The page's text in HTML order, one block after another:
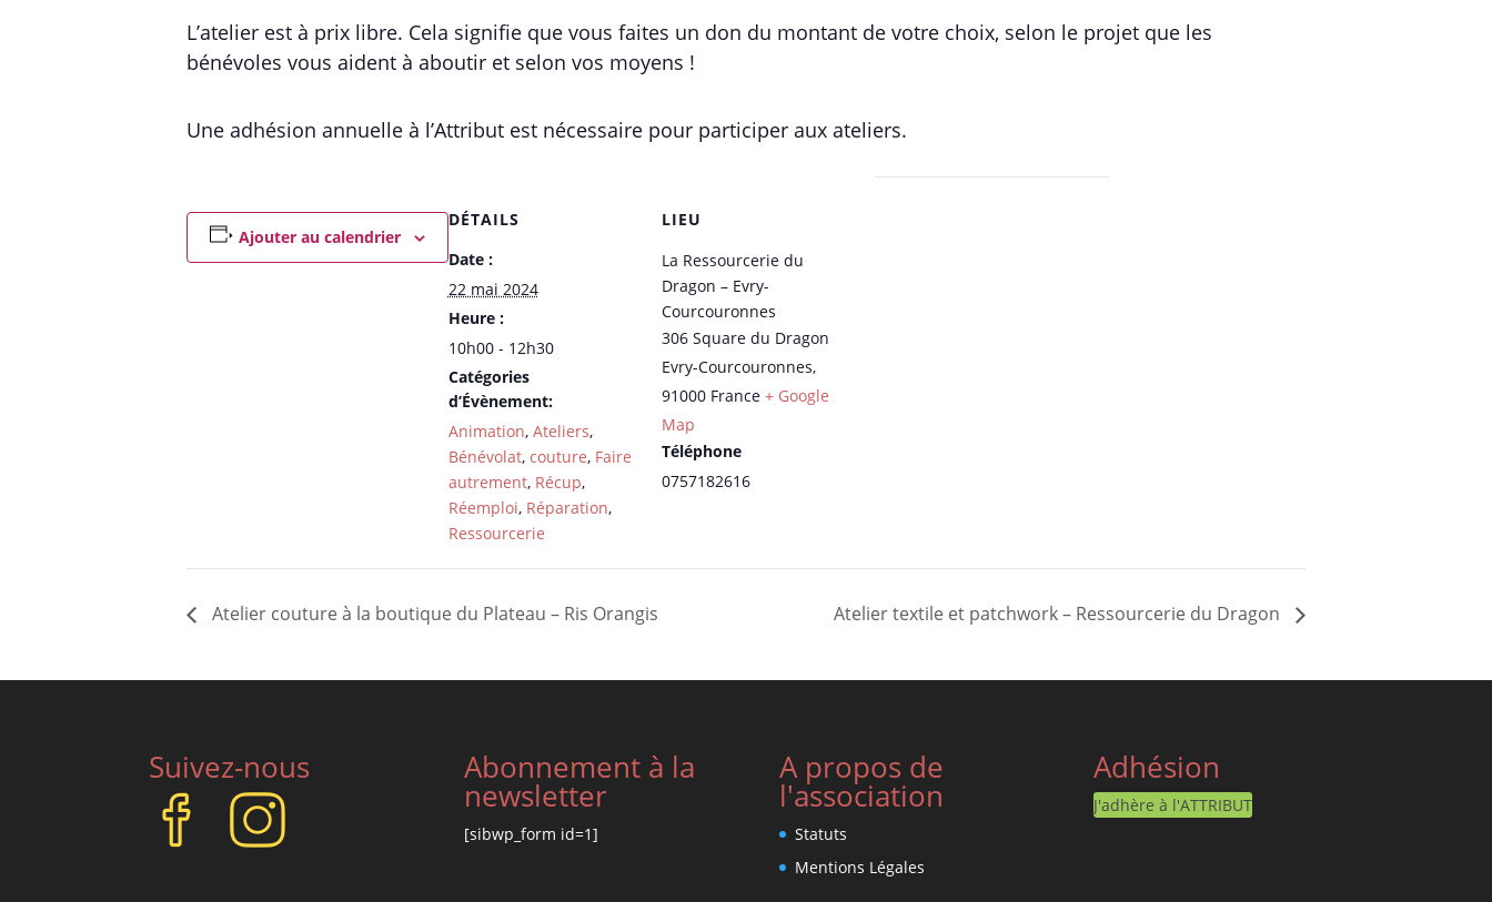
L’atelier est à prix libre. Cela signifie que vous faites un don du montant de votre choix, selon le projet que les
bénévoles vous aident à aboutir et selon vos moyens !
Une adhésion annuelle à l’Attribut est nécessaire pour participer aux ateliers.
Ajouter au calendrier
DÉTAILS
Date :
22 mai 2024
Heure :
10h00 - 12h30
Catégories
d’Évènement:
Animation, Ateliers,
Bénévolat, couture, Faire
autrement, Récup,
Réemploi, Réparation,
Ressourcerie
LIEU
La Ressourcerie du
Dragon – Evry-
Courcouronnes
306 Square du Dragon
Evry-Courcouronnes,
91000 France + Google
Map
Téléphone
0757182616
Atelier couture à la boutique du Plateau – Ris Orangis Atelier textile et patchwork – Ressourcerie du Dragon
Suivez-nous Abonnement à la
newsletter
[sibwp_form id=1]
A propos de
l'association
Statuts
Mentions Légales
Adhésion
J'adhère à l'ATTRIBUT